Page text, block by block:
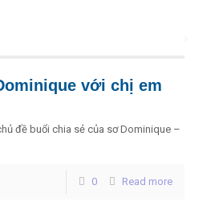
với chị em
đề buổi chia sẻ của sơ Dominique –
0 Read more